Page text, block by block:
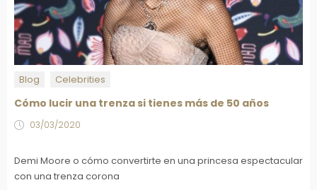
Blog Celebrities
Cómo lucir una trenza si tienes más de 50 años
03/03/2020
Demi Moore o cómo convertirte en una princesa espectacular
con una trenza corona